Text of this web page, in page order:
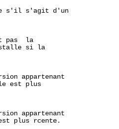
s'il s'agit d'un
pas  la
si la
appartenant
est plus
appartenant
plus rcente.